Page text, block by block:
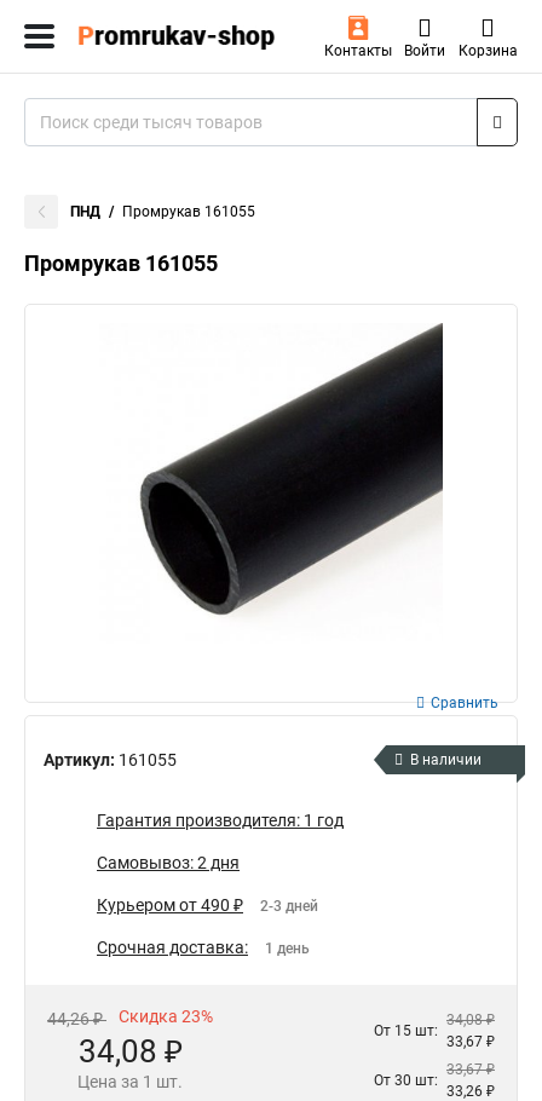
Контакты Войти Корзина
ПНД Промрукав 161055
Промрукав 161055
Артикул: 161055
Сравнить
В наличии
Гарантия производителя: 1 год
Самовывоз: 2 дня
Курьером от 490 ₽ 2-3 дней
Срочная доставка: 1 день
44,26 ₽ Скидка 23%
34,08 ₽
Цена за 1 шт.
От 15 шт:
34,08 ₽
33,67 ₽
От 30 шт:
33,67 ₽
33,26 ₽